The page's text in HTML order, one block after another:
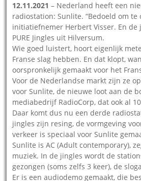
12.11.2021 – Nederland heeft een
radiostation: Sunlite. “Bedoeld om te
initiatiefnemer Herbert Visser. En de
PURE Jingles uit Hilversum.
Wie goed luistert, hoort eigenlijk
Franse slag hebben. En dat klopt,
oorspronkelijk gemaakt voor het
Voor de Nederlandse markt zijn ze
voor Sunlite, de nieuwe loot aan de
mediabedrijf RadioCorp, dat ook al
Daar komt dus nu een derde
jingles zijn resing, de vormgeving
verkeer is speciaal voor Sunlite
Sunlite is AC (Adult contemporary),
muziek. In de jingles wordt de
gezongen (soms zelfs 3 keer), de
Er is een audiodemo gemaakt, die